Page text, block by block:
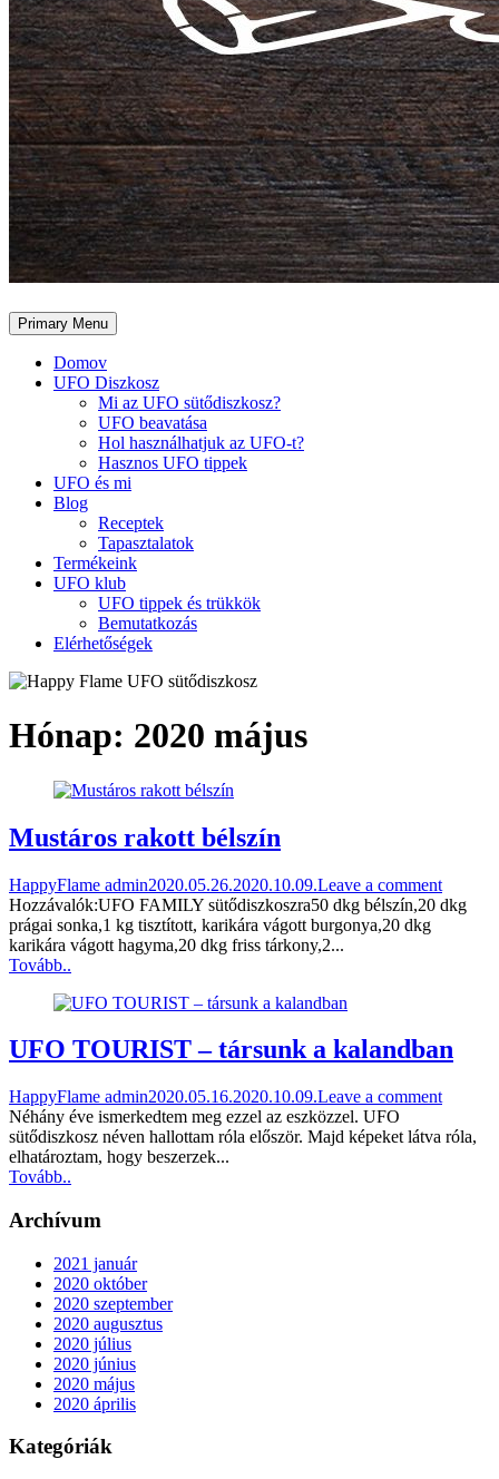
Primary Menu
Domov
UFO Diszkosz
Mi az UFO sütődiszkosz?
UFO beavatása
Hol használhatjuk az UFO-t?
Hasznos UFO tippek
UFO és mi
Blog
Receptek
Tapasztalatok
Termékeink
UFO klub
UFO tippek és trükkök
Bemutatkozás
Elérhetőségek
Hónap: 2020 május
Mustáros rakott bélszín
HappyFlame admin2020.05.26.2020.10.09.Leave a comment
Hozzávalók:UFO FAMILY sütődiszkoszra50 dkg bélszín,20 dkg
prágai sonka,1 kg tisztított, karikára vágott burgonya,20 dkg
karikára vágott hagyma,20 dkg friss tárkony,2...
Tovább..
UFO TOURIST – társunk a kalandban
HappyFlame admin2020.05.16.2020.10.09.Leave a comment
Néhány éve ismerkedtem meg ezzel az eszközzel. UFO
sütődiszkosz néven hallottam róla először. Majd képeket látva róla,
elhatároztam, hogy beszerzek...
Tovább..
Archívum
2021 január
2020 október
2020 szeptember
2020 augusztus
2020 július
2020 június
2020 május
2020 április
Kategóriák